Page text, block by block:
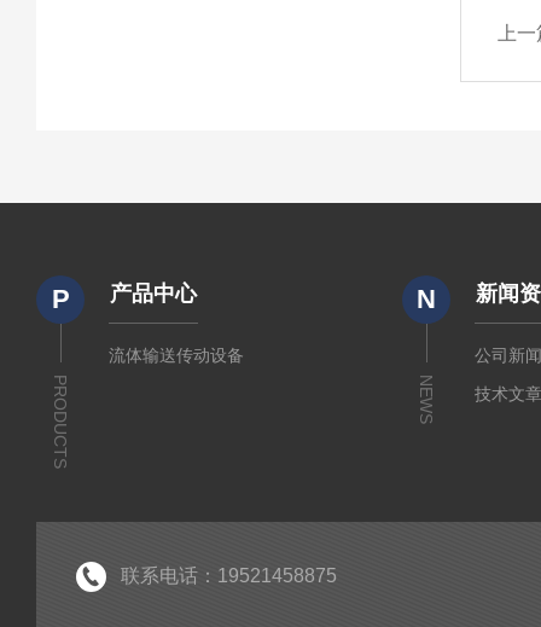
上
P
PRODUCTS
产品中心
流体输送传动设备
N
NEWS
新闻
公司新
技术文
联系电话：19521458875